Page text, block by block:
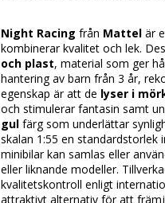
Night Racing från Mattel är
kombinerar kvalitet och lek.
och plast, material som ger
hantering av barn från 3 år,
egenskap är att de lyser i
och stimulerar fantasin samt
gul färg som underlättar
skalan 1:55 en
minibilar kan samlas eller
eller liknande modeller.
kvalitetskontroll enligt
attraktivt alternativ för att